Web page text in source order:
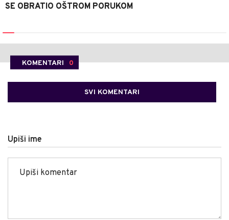
SE OBRATIO OŠTROM PORUKOM
KOMENTARI 0
SVI KOMENTARI
Upiši ime